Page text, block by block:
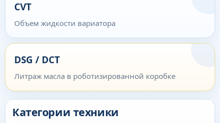
CVT
Объем жидкости вариатора
DSG / DCT
Литраж масла в роботизированной коробке
Категории техники